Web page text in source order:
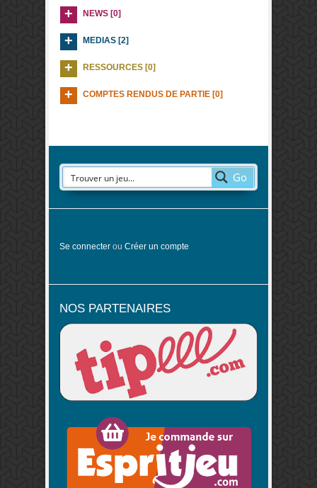
NEWS [0]
MEDIAS [2]
RESSOURCES [0]
COMPTES RENDUS DE PARTIE [0]
Go
Se connecter ou Créer un compte
NOS PARTENAIRES